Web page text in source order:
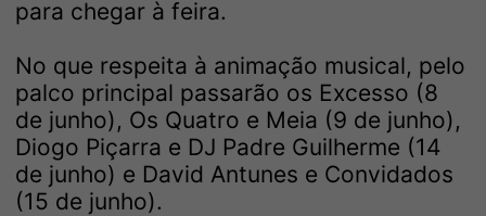
para chegar à feira.
No que respeita à animação musical, pelo
palco principal passarão os Excesso (8
de junho), Os Quatro e Meia (9 de junho),
Diogo Piçarra e DJ Padre Guilherme (14
de junho) e David Antunes e Convidados
(15 de junho).